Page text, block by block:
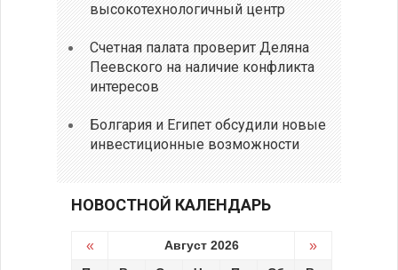
высокотехнологичный центр
Счетная палата проверит Деляна
Пеевского на наличие конфликта
интересов
Болгария и Египет обсудили новые
инвестиционные возможности
НОВОСТНОЙ КАЛЕНДАРЬ
« Август 2026 »